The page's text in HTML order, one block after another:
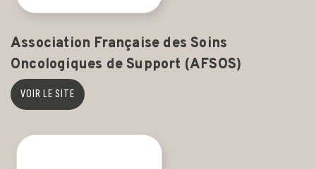
Association Française des Soins
Oncologiques de Support (AFSOS)
VOIR LE SITE